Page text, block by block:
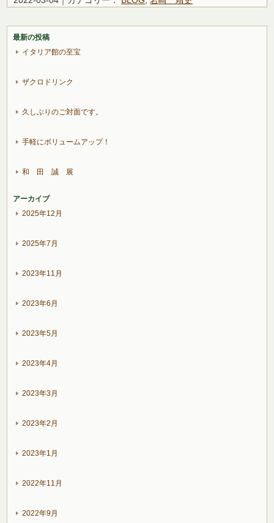
最新の投稿
イタリア館の至宝
ザクロドリンク
久しぶりのご対面です。
手軽にボリュームアップ！
和 田 誠 展
アーカイブ
2025年12月
2025年7月
2023年11月
2023年6月
2023年5月
2023年4月
2023年3月
2023年2月
2023年1月
2022年11月
2022年9月